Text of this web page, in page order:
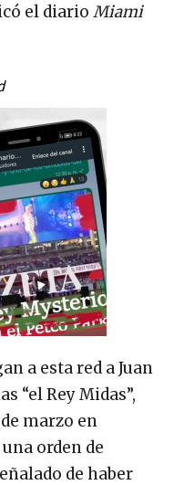
el diario Miami
a esta red a Juan
“el Rey Midas”,
marzo en
orden de
de haber